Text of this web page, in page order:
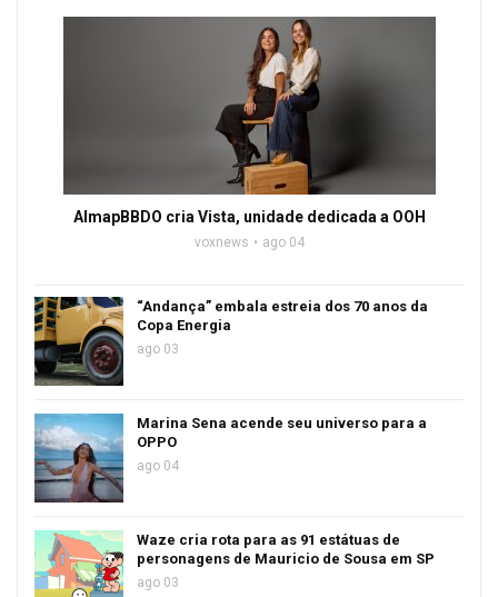
AlmapBBDO cria Vista, unidade dedicada a OOH
voxnews ago 04
“Andança” embala estreia dos 70 anos da
Copa Energia
ago 03
Marina Sena acende seu universo para a
OPPO
ago 04
Waze cria rota para as 91 estátuas de
personagens de Mauricio de Sousa em SP
ago 03